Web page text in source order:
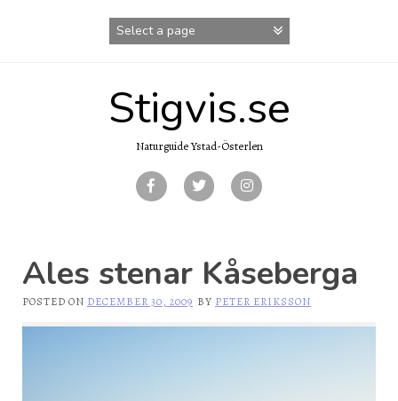
Stigvis.se
Naturguide Ystad-Österlen
Ales stenar Kåseberga
POSTED ON DECEMBER 30, 2009 BY PETER ERIKSSON